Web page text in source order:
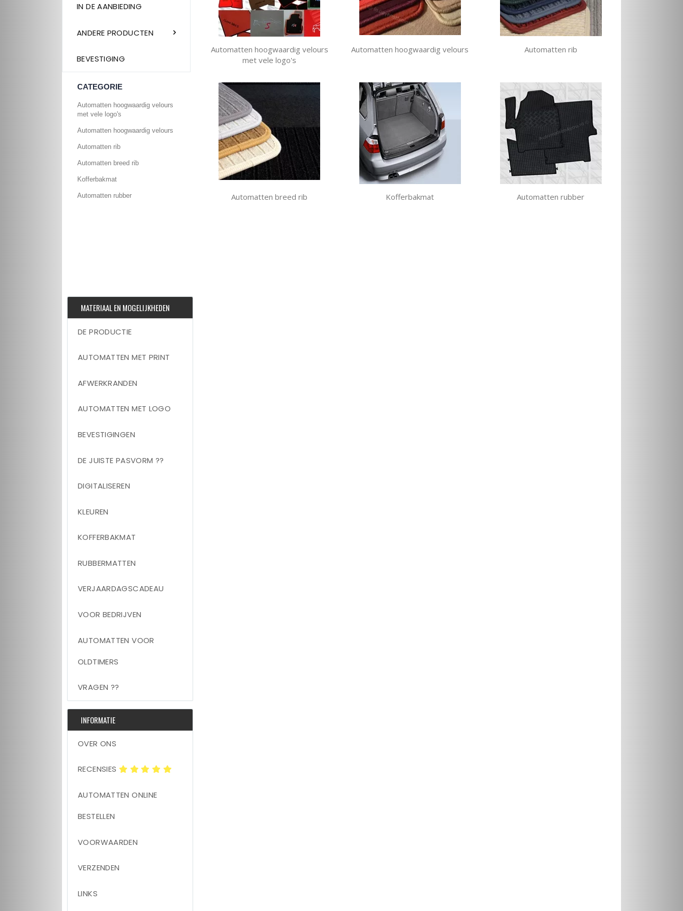
IN DE AANBIEDING
ANDERE PRODUCTEN
BEVESTIGING
Automatten hoogwaardig velours
met vele logo's
Automatten hoogwaardig velours Automatten rib
Automatten breed rib Kofferbakmat Automatten rubber
CATEGORIE
Automatten hoogwaardig velours
met vele logo's
Automatten hoogwaardig velours
Automatten rib
Automatten breed rib
Kofferbakmat
Automatten rubber
MATERIAAL EN MOGELIJKHEDEN
DE PRODUCTIE
AUTOMATTEN MET PRINT
AFWERKRANDEN
AUTOMATTEN MET LOGO
BEVESTIGINGEN
DE JUISTE PASVORM ??
DIGITALISEREN
KLEUREN
KOFFERBAKMAT
RUBBERMATTEN
VERJAARDAGSCADEAU
VOOR BEDRIJVEN
AUTOMATTEN VOOR
OLDTIMERS
VRAGEN ??
INFORMATIE
OVER ONS
RECENSIES
AUTOMATTEN ONLINE
BESTELLEN
VOORWAARDEN
VERZENDEN
LINKS